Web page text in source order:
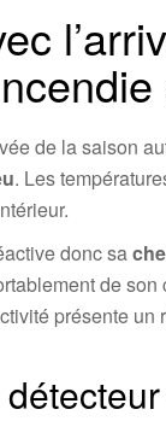
de la saison
. Les
donc sa
de
présente